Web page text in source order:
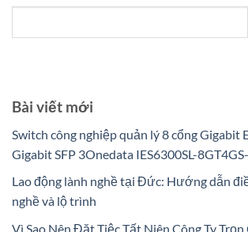
Bài viết mới
Switch công nghiệp quản lý 8 cổng Gigabit
Gigabit SFP 3Onedata IES6300SL-
Lao động lành nghề tại Đức: Hướng dẫn
nghề và lộ trình
Vì Sao Nên Đặt Tiệc Tất Niên Công Ty Trọn